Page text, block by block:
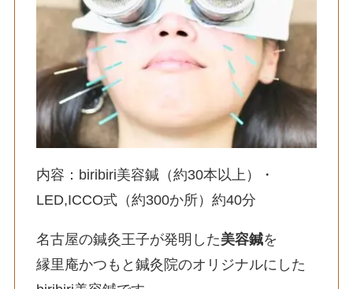
内容：biribiri美容鍼（約30本以上）・
LED,ICCO式（約300か所）約40分
名古屋の鍼灸王子が発明した美容鍼を
縁里庵かつもと鍼灸院のオリジナルにした